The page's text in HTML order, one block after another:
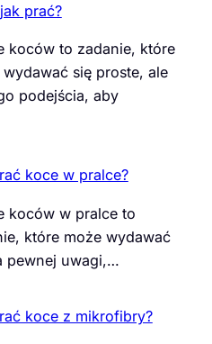
prać?
koców to zadanie, które
wydawać się proste, ale
podejścia, aby
koce w pralce?
koców w pralce to
które może wydawać
pewnej uwagi,…
koce z mikrofibry?